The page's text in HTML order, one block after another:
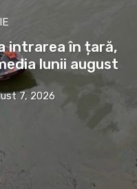
intrarea în țară,
lunii august
7, 2026